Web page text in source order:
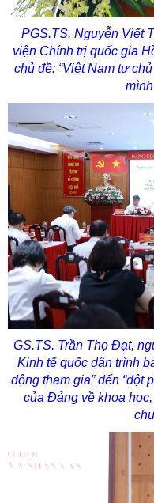
PGS.TS. Nguyễn Viết
viện Chính trị quốc gia
chủ đề: “Việt Nam tự
GS.TS. Trần Thọ Đạt, n
Kinh tế quốc dântrình
động tham gia” đến “đột
của Đảng về khoa